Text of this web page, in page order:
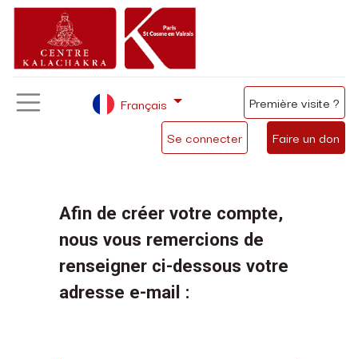
Se connecter Faire un don
Français Première visite ?
Afin de créer votre compte,
nous vous remercions de
renseigner ci-dessous votre
adresse e-mail :